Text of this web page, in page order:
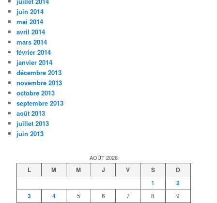
juin 2014
mai 2014
avril 2014
mars 2014
février 2014
janvier 2014
décembre 2013
novembre 2013
octobre 2013
septembre 2013
août 2013
juillet 2013
juin 2013
AOÛT 2026
L M M J V S
D
1
2
3
4 5 6 7 8 9